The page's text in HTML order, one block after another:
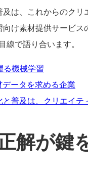
は、これからのク
け素材提供サービ
線で語り合います。
る機械学習
ータを求める企業
普及は、クリエイテ
解が鍵